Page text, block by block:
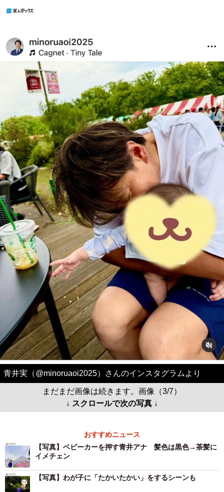
青井実（@minoruaoi2025）さんのインスタグラムより
まだまだ画像は続きます。画像（3/7）
↓ スクロールで次の写真 ↓
おすすめニュース
【写真】ベビーカーを押す青井アナ 髪色は黒色→茶髪に
イメチェン
【写真】わが子に「たかいたかい」をするシーンも